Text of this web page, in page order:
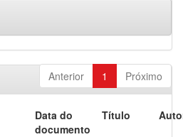
Anterior 1 Próximo
Data do
documento
Título